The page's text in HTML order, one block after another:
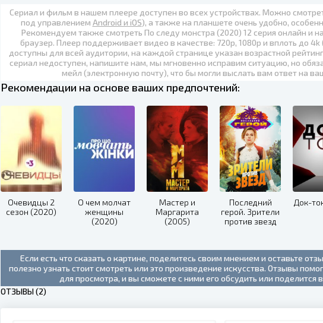
Сериал и фильм в нашем плеере доступен во всех устройствах. Можно
под управлением Android и iOS), а также на планшете очень удобно,
Рекомендуем также смотреть По следу монстра (2020) 12 серия онлайн и на
браузер. Плеер поддерживает видео в качестве: 720p, 1080p и вплоть до 4k
доступны для всей аудитории, на каждой странице указан возрастной
сериал недоступен, напишите нам, мы мгновенно исправим ситуацию, но
мейл (электронную почту), что бы могли выслать вам ответ на
Рекомендации на основе ваших предпочтений:
Очевидцы 2
сезон (2020)
О чем молчат
женщины
(2020)
Мастер и
Маргарита
(2005)
Последний
герой. Зрители
против звезд
Док-
Если есть что сказать о картине, поделитесь своим мнением и оставьте
полезно узнать стоит смотреть или это произведение искусства. Отзывы
для просмотра, и вы сможете с ними его обсудить или поделится
ОТЗЫВЫ (2)